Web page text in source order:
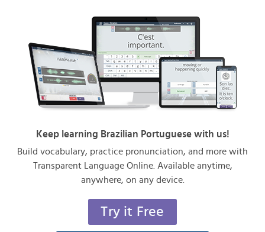
Keep learning Brazilian Portuguese with us!
Build vocabulary, practice pronunciation, and more with
Transparent Language Online. Available anytime,
anywhere, on any device.
Try it Free